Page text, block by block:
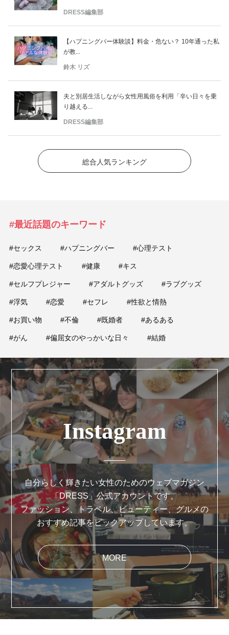
DRESS編集部
【ハプニングバー体験談】料金・危ない？ 10年通った私
が教...
鈴木 リズ
夫と別居生活しながら女性用風俗を利用「辛い日々を乗
り越える...
DRESS編集部
総合人気ランキング
#最近話題のキーワード
#セックス #ハプニングバー #心理テスト
#恋愛心理テスト #健康 #キス
#セルフプレジャー #アダルトグッズ #ラブグッズ
#浮気 #恋愛 #セフレ #性欲と情熱
#お買い物 #不倫 #既婚者 #あるある
#がん #偏屈女のやっかいな日々 #結婚
Instagram
自分らしく輝きたい女性のためのウェブマガジン
「DRESS」公式アカウントです。
ファッション、トラベル、ビューティー、グルメの
おすすめ記事をピックアップしています。
MORE